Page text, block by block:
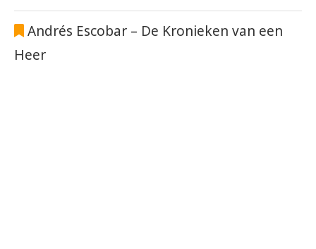
Andrés Escobar – De Kronieken van een
Heer